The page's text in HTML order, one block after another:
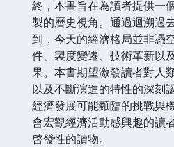
終，本書旨在為讀者提供一
製的曆史視角。通過迴溯過
到，今天的經濟格局並非憑
件、製度變遷、技術革新以
果。本書期望激發讀者對人
以及不斷演進的特性的深刻
經濟發展可能麵臨的挑戰與
會宏觀經濟活動感興趣的讀
啓發性的讀物。